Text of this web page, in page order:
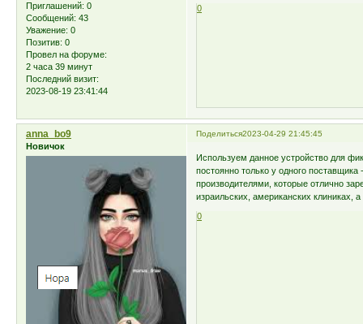
Приглашений: 0
Сообщений: 43
Уважение: 0
Позитив: 0
Провел на форуме:
2 часа 39 минут
Последний визит:
2023-08-19 23:41:44
0
Поделиться2023-04-29 21:45:45
anna_bo9
Новичок
Используем данное устройство для
постоянно только у одного
производителями, которые отлично
израильских, американских клиниках,
0